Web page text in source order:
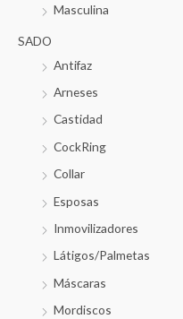
Masculina
SADO
Antifaz
Arneses
Castidad
CockRing
Collar
Esposas
Inmovilizadores
Látigos/Palmetas
Máscaras
Mordiscos